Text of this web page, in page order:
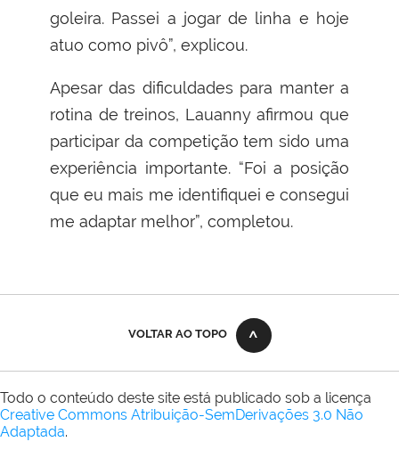
goleira. Passei a jogar de linha e hoje
atuo como pivô”, explicou.
Apesar das dificuldades para manter a
rotina de treinos, Lauanny afirmou que
participar da competição tem sido uma
experiência importante. “Foi a posição
que eu mais me identifiquei e consegui
me adaptar melhor”, completou.
VOLTAR AO TOPO
Todo o conteúdo deste site está publicado sob a licença
Creative Commons Atribuição-SemDerivações 3.0 Não
Adaptada.